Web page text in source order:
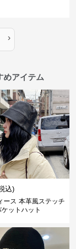
›
めアイテム
込)
ース 本革風ステッチ
ットハット